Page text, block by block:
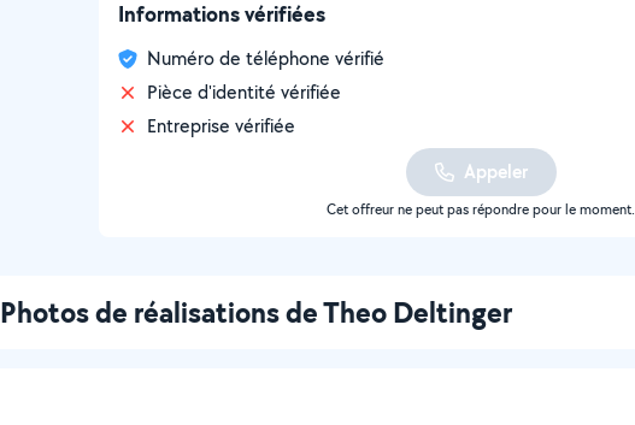
Informations vérifiées
Numéro de téléphone vérifié
Pièce d'identité vérifiée
Entreprise vérifiée
Appeler
Cet offreur ne peut pas répondre pour le moment.
Photos de réalisations de Theo Deltinger